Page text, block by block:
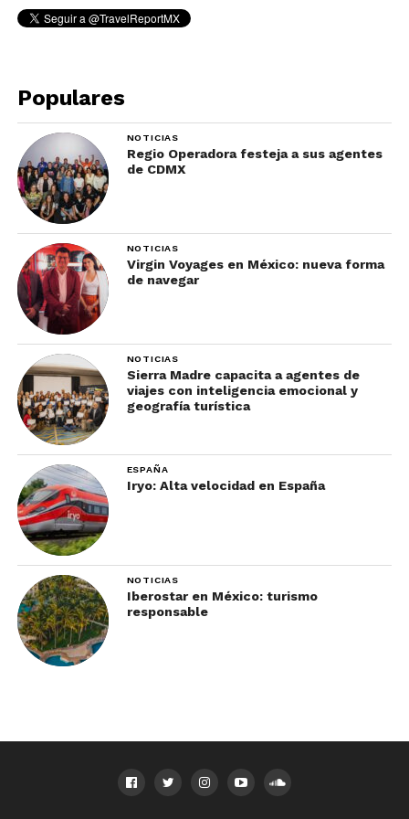
Los huéspedes podrán disfrutar de
rincones románticos en toda la
Secrets Puerto Los Cabos Golf &
Resort tiene más de 1,486 metros
cuadrados de espacios para todo tipo
de eventos.
Descubre más aquí.
Populares
NOTICIAS
Regio Operadora festeja a sus agentes
de CDMX
NOTICIAS
Virgin Voyages en México: nueva forma
de navegar
NOTICIAS
Sierra Madre capacita a agentes de
viajes con inteligencia emocional y
geografía turística
ESPAÑA
Iryo: Alta velocidad en España
NOTICIAS
Iberostar en México: turismo
responsable